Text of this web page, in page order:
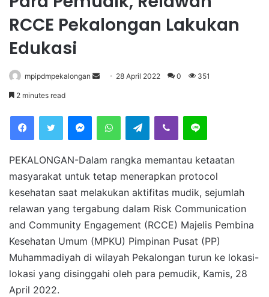
RCCE Pekalongan Lakukan
Edukasi
mpipdmpekalongan
e
m
a
i
28 April 2022 0 351
2 minutes read
Telegram
PEKALONGAN-Dalam rangka memantau ketaatan
masyarakat untuk tetap menerapkan protocol
kesehatan saat melakukan aktifitas mudik, sejumlah
relawan yang tergabung dalam Risk Communication
and Community Engagement (RCCE) Majelis Pembina
Kesehatan Umum (MPKU) Pimpinan Pusat (PP)
Muhammadiyah di wilayah Pekalongan turun ke lokasi-
lokasi yang disinggahi oleh para pemudik, Kamis, 28
April 2022.